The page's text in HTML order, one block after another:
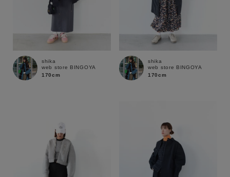
セール価格 WEB限定
在庫あり 在庫なし含む
shika
web store BINGOYA
170cm
shika
web store BINGOYA
170cm